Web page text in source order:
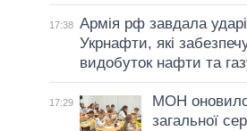
17:38 Армія рф завдала
Укрнафти, які
видобуток нафти та
17:29
МОН
загальної